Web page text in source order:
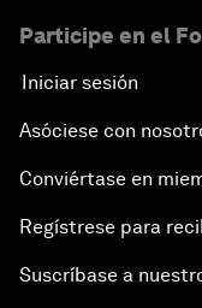
Participe en el
Iniciar sesión
Asóciese con
Conviértase en
Regístrese para
Suscríbase a